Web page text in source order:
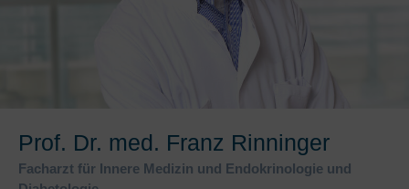
Prof. Dr. med. Franz Rinninger
Facharzt für Innere Medizin und Endokrinologie und